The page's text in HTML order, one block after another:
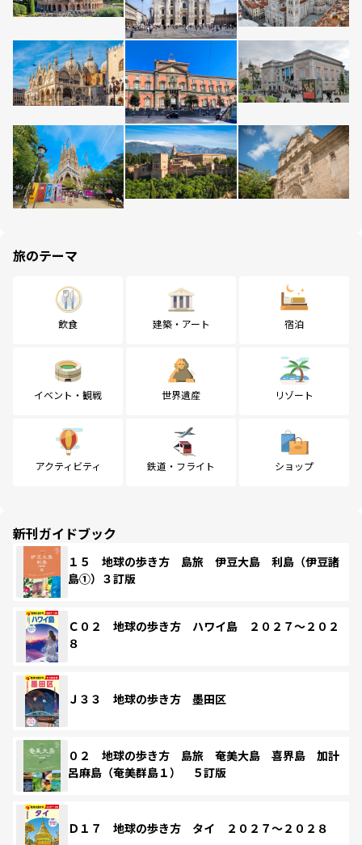
旅のテーマ
飲食 建築・アート 宿泊
イベント・観戦 世界遺産 リゾート
アクティビティ 鉄道・フライト ショップ
新刊ガイドブック
１５ 地球の歩き方 島旅 伊豆大島 利島（伊豆諸
島①）３訂版
Ｃ０２ 地球の歩き方 ハワイ島 ２０２７～２０２
８
Ｊ３３ 地球の歩き方 墨田区
０２ 地球の歩き方 島旅 奄美大島 喜界島 加計
呂麻島（奄美群島１） ５訂版
Ｄ１７ 地球の歩き方 タイ ２０２７～２０２８